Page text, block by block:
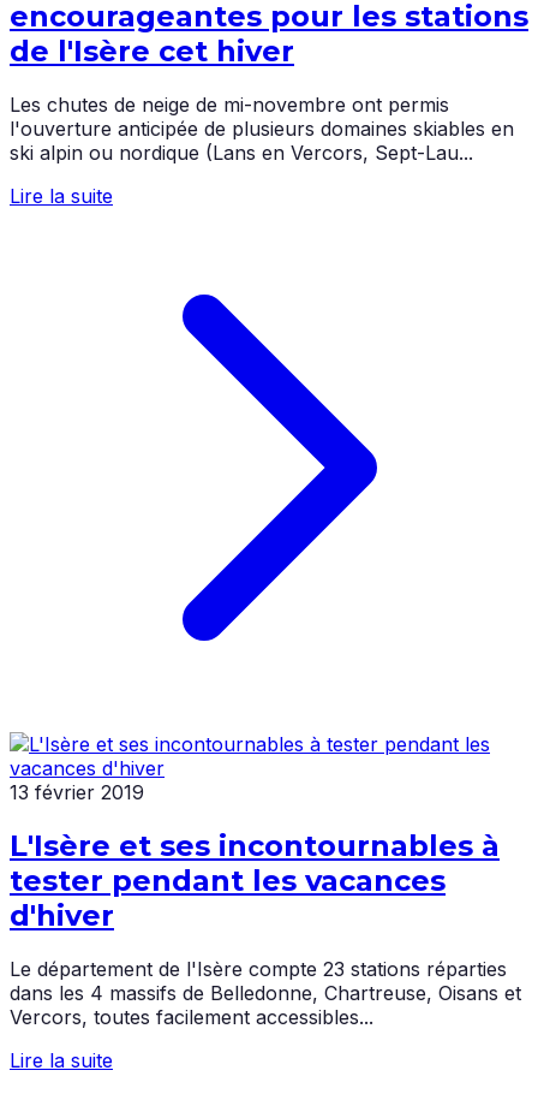
encourageantes pour les stations
de l'Isère cet hiver
Les chutes de neige de mi-novembre ont permis
l'ouverture anticipée de plusieurs domaines skiables en
ski alpin ou nordique (Lans en Vercors, Sept-Lau...
Lire la suite
13 février 2019
L'Isère et ses incontournables à
tester pendant les vacances
d'hiver
Le département de l'Isère compte 23 stations réparties
dans les 4 massifs de Belledonne, Chartreuse, Oisans et
Vercors, toutes facilement accessibles...
Lire la suite